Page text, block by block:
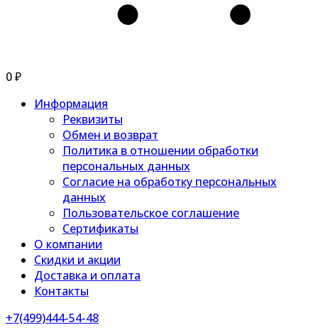
0₽
Информация
Реквизиты
Обмен и возврат
Политика в отношении обработки
персональных данных
Согласие на обработку персональных
данных
Пользовательское соглашение
Сертификаты
О компании
Скидки и акции
Доставка и оплата
Контакты
+7(499)444-54-48